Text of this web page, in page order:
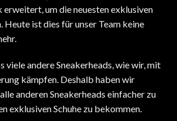
um die neuesten exklusiven
Heute ist dies für unser Team keine
viele andere Sneakerheads, wie wir, mit
kämpfen. Deshalb haben wir
anderen Sneakerheads einfacher zu
exklusiven Schuhe zu bekommen.